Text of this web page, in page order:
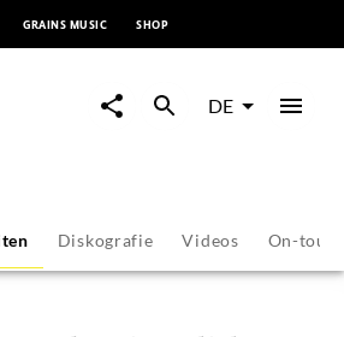
GRAINS MUSIC SHOP
DE
Diskografie Videos On-tour